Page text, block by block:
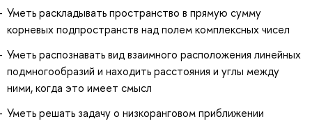
Уметь раскладывать пространство в прямую сумму
корневых подпространств над полем комплексных чисел
Уметь распознавать вид взаимного расположения линейных
подмногообразий и находить расстояния и углы между
ними, когда это имеет смысл
Уметь решать задачу о низкоранговом приближении